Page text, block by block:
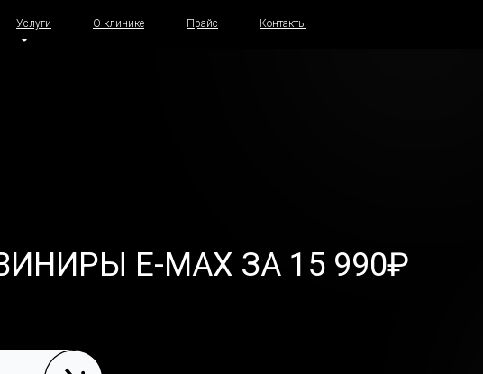
Услуги О клинике Прайс Контакты
E-MAX ЗА 15 990₽